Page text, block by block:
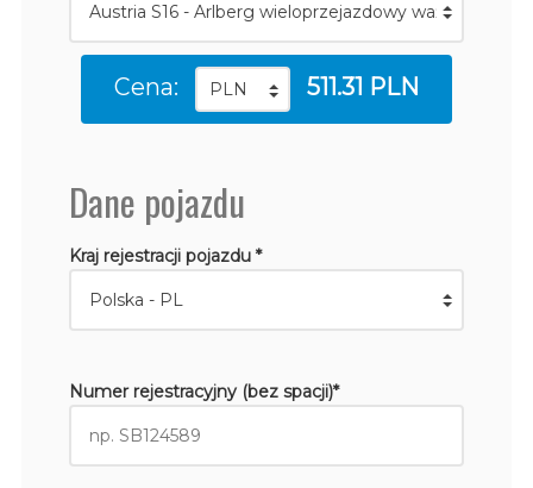
Cena: 511.31 PLN
Dane pojazdu
Kraj rejestracji pojazdu *
Numer rejestracyjny (bez spacji)*